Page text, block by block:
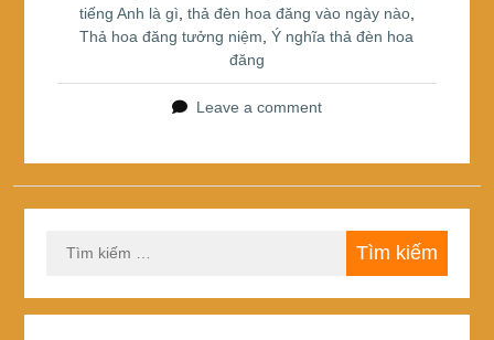
tiếng Anh là gì thả đèn hoa đăng vào ngày nào,
Thả hoa đăng tưởng niệm ,Ý nghĩa thả đèn hoa
đăng
Leave a comment
kiếm